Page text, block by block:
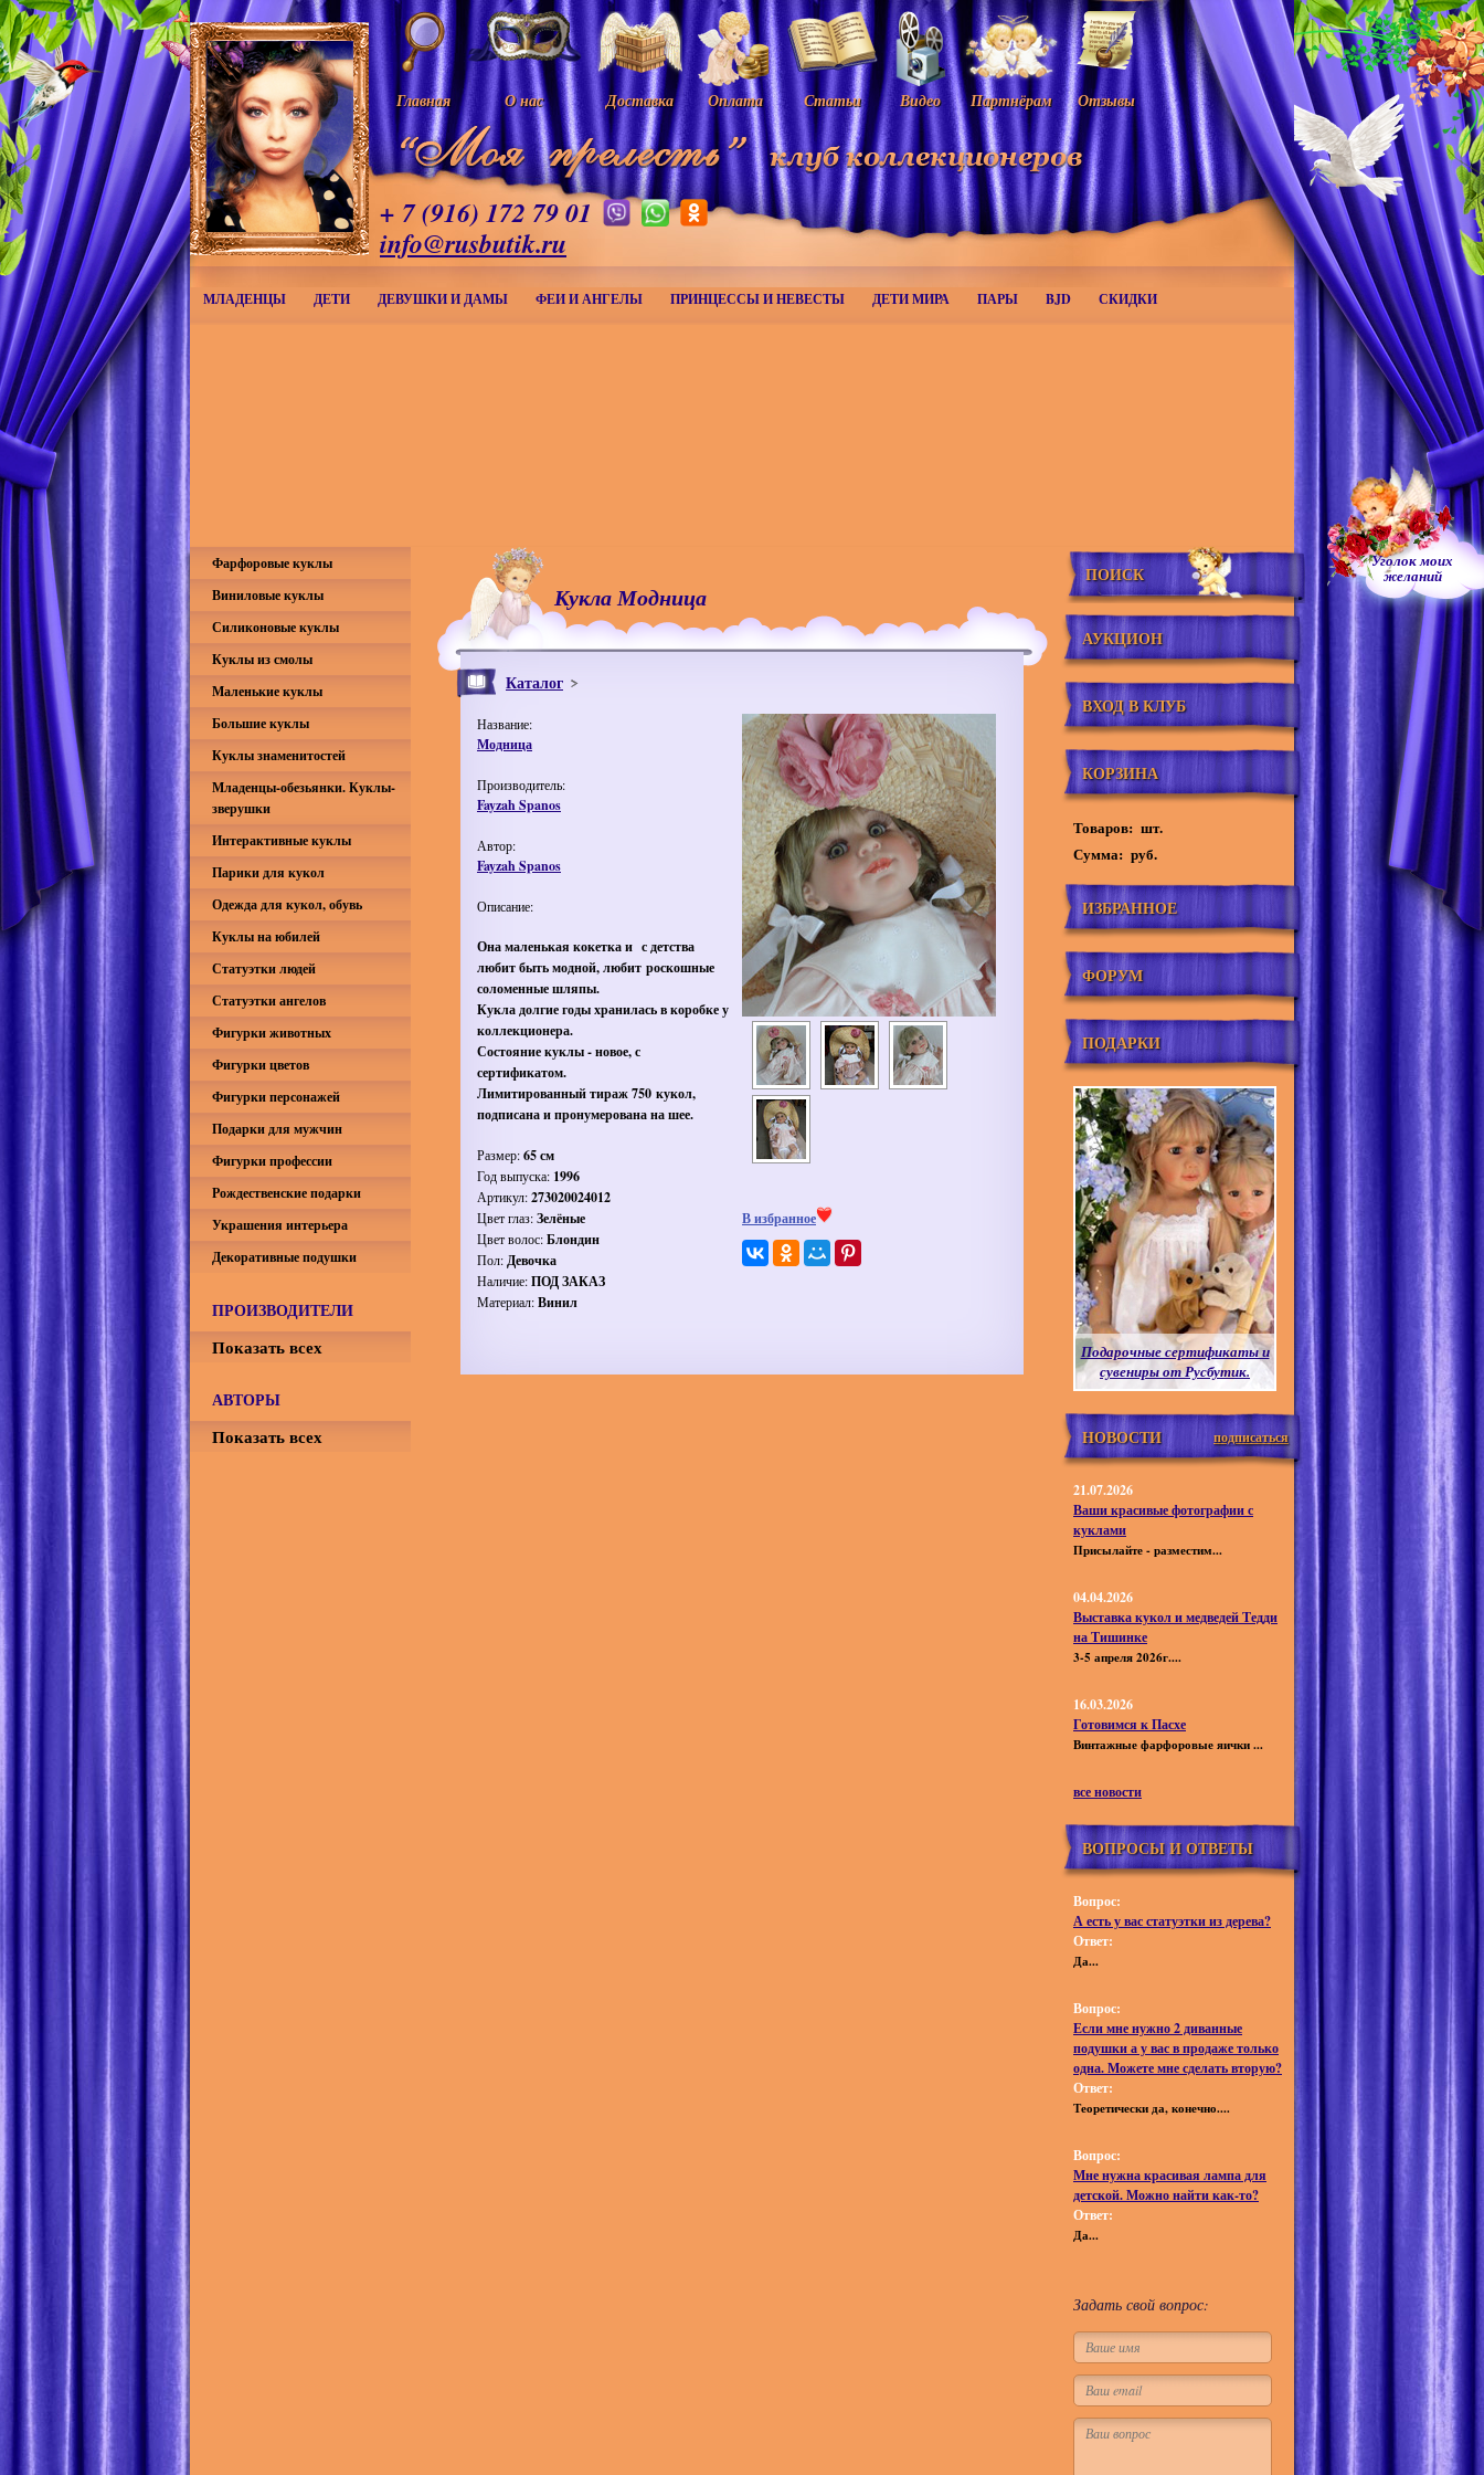
Главная О нас Доставка Оплата Статьи Видео Партнёрам Отзывы
+ 7 (916) 172 79 01
info@rusbutik.ru
МЛАДЕНЦЫ ДЕТИ ДЕВУШКИ И ДАМЫ ФЕИ И АНГЕЛЫ ПРИНЦЕССЫ И НЕВЕСТЫ ДЕТИ МИРА ПАРЫ BJD СКИДКИ
Уголок моих
желаний
Кукла Модница
Каталог
Название:
Модница
Производитель:
Fayzah Spanos
Автор:
Fayzah Spanos
Описание:
Она маленькая кокетка и с детства
любит быть модной, любит роскошные
соломенные шляпы.
Кукла долгие годы хранилась в коробке у
коллекционера.
Состояние куклы - новое, с
сертификатом.
Лимитированный тираж 750 кукол,
подписана и пронумерована на шее.
Размер:65 см
Год выпуска: 1996
Артикул:273020024012
Цвет глаз:Зелёные
Цвет волос:Блондин
Пол:Девочка
Наличие:ПОД ЗАКАЗ
Материал:Винил
В избранное
Фарфоровые куклы
Виниловые куклы
Силиконовые куклы
Куклы из смолы
Маленькие куклы
Большие куклы
Куклы знаменитостей
Младенцы-обезьянки. Куклы-
зверушки
Интерактивные куклы
Парики для кукол
Одежда для кукол, обувь
Куклы на юбилей
Статуэтки людей
Статуэтки ангелов
Фигурки животных
Фигурки цветов
Фигурки персонажей
Подарки для мужчин
Фигурки профессии
Рождественские подарки
Украшения интерьера
Декоративные подушки
ПРОИЗВОДИТЕЛИ
Показать всех
АВТОРЫ
Показать всех
ПОИСК
АУКЦИОН
ВХОД В КЛУБ
КОРЗИНА
Товаров: шт.
Сумма: руб.
ИЗБРАННОЕ
ФОРУМ
ПОДАРКИ
Подарочные сертификаты и
сувениры от Русбутик.
НОВОСТИ подписаться
21.07.2026
Ваши красивые фотографии с
куклами
Присылайте - разместим...
04.04.2026
Выставка кукол и медведей Тедди
на Тишинке
3-5 апреля 2026г....
16.03.2026
Готовимся к Пасхе
Винтажные фарфоровые яички ...
все новости
ВОПРОСЫ И ОТВЕТЫ
Вопрос:
А есть у вас статуэтки из дерева?
Ответ:
Да...
Вопрос:
Если мне нужно 2 диванные
подушки а у вас в продаже только
одна. Можете мне сделать вторую?
Ответ:
Теоретически да, конечно....
Вопрос:
Мне нужна красивая лампа для
детской. Можно найти как-то?
Ответ:
Да...
Задать свой вопрос: